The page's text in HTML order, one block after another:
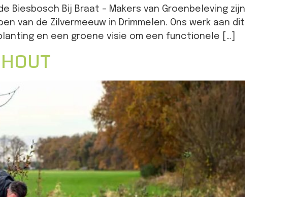
Biesbosch Bij Braat – Makers van Groenbeleving zijn
van de Zilvermeeuw in Drimmelen. Ons werk aan dit
en een groene visie om een functionele […]